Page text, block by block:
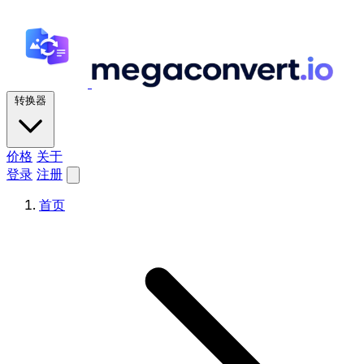
转换器
价格 关于
登录 注册
首页